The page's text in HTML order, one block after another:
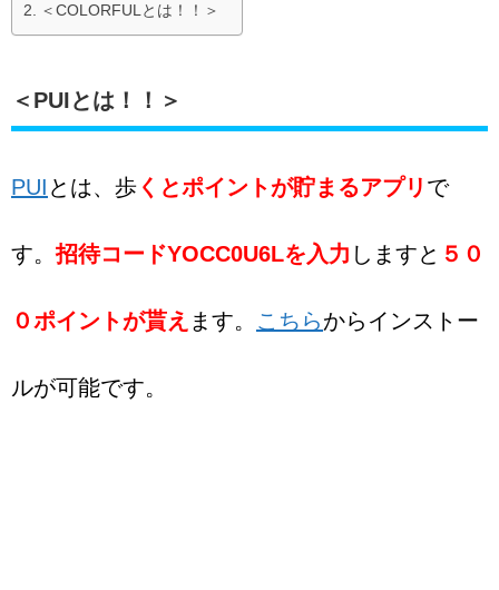
＜COLORFULとは！！＞
＜PUIとは！！＞
PUI とは、歩 くとポイントが貯まるアプリ で
す。 招待コードYOCC0U6Lを入力 しますと ５０
０ポイントが貰え ます。 こちらからインストー
ルが可能です。